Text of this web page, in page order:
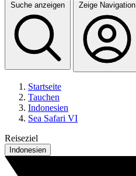
Suche anzeigen Zeige Navigation
Startseite
Tauchen
Indonesien
Sea Safari VI
Reiseziel
Indonesien